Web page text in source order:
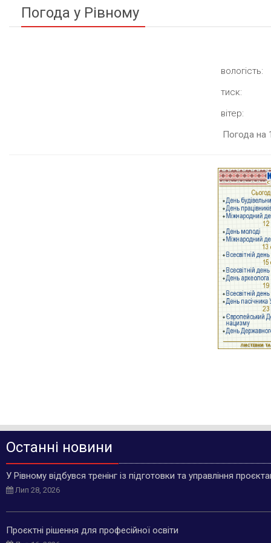
Погода у Рівному
вологість:
тиск:
вітер:
Погода на
Останні новини
У Рівному відбувся тренінг із підготовки та управління
Лип 28, 2026
Проєктні рішення для професійної освіти